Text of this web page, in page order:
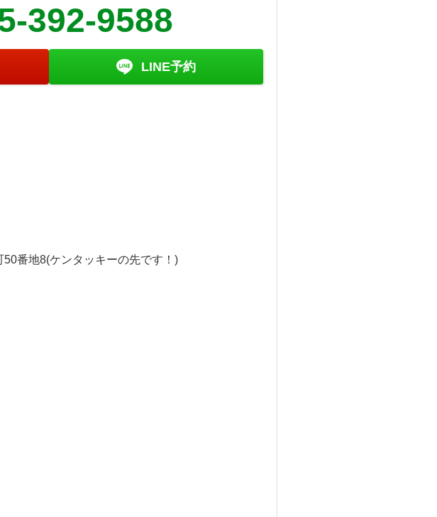
392-9588
LINE予約
番地8(ケンタッキーの先です！)